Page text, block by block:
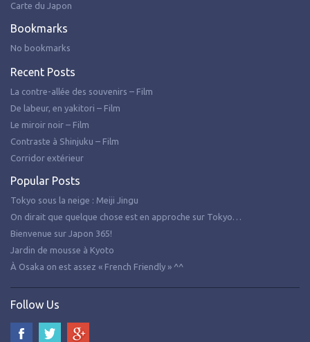
Carte du Japon
Bookmarks
No bookmarks
Recent Posts
La contre-allée des souvenirs – Film
De labeur, en yakitori – Film
Le miroir noir – Film
Contraste à Shinjuku – Film
Corridor extérieur
Popular Posts
Tokyo sous la neige : Meiji Jingu
On dirait que quelque chose est en approche sur Tokyo…
Bienvenue sur Japon 365!
Jardin de mousse à Kyoto
À Osaka on est assez « French Friendly » ^^
Follow Us